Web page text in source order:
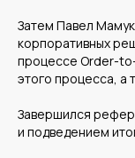
Затем Павел
корпоративных
процессе Order-to-
этого процесса, а
Завершился
и подведением